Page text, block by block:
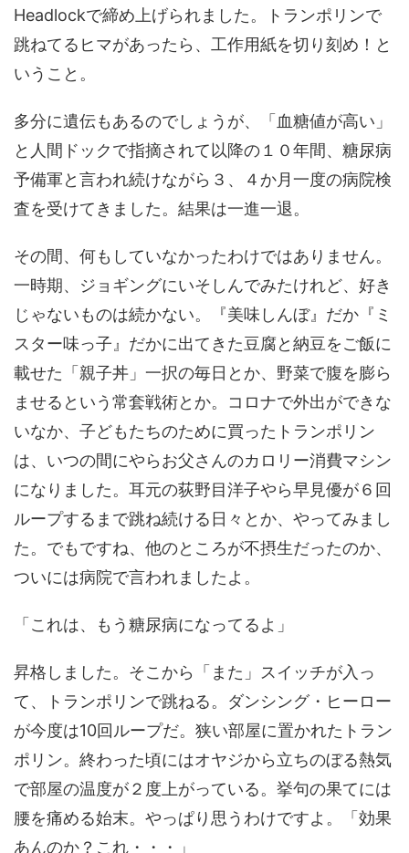
Headlockで締め上げられました。トランポリンで
跳ねてるヒマがあったら、工作用紙を切り刻め！と
いうこと。
多分に遺伝もあるのでしょうが、「血糖値が高い」
と人間ドックで指摘されて以降の１０年間、糖尿病
予備軍と言われ続けながら３、４か月一度の病院検
査を受けてきました。結果は一進一退。
その間、何もしていなかったわけではありません。
一時期、ジョギングにいそしんでみたけれど、好き
じゃないものは続かない。『美味しんぼ』だか『ミ
スター味っ子』だかに出てきた豆腐と納豆をご飯に
載せた「親子丼」一択の毎日とか、野菜で腹を膨ら
ませるという常套戦術とか。コロナで外出ができな
いなか、子どもたちのために買ったトランポリン
は、いつの間にやらお父さんのカロリー消費マシン
になりました。耳元の荻野目洋子やら早見優が６回
ループするまで跳ね続ける日々とか、やってみまし
た。でもですね、他のところが不摂生だったのか、
ついには病院で言われましたよ。
「これは、もう糖尿病になってるよ」
昇格しました。そこから「また」スイッチが入っ
て、トランポリンで跳ねる。ダンシング・ヒーロー
が今度は10回ループだ。狭い部屋に置かれたトラン
ポリン。終わった頃にはオヤジから立ちのぼる熱気
で部屋の温度が２度上がっている。挙句の果てには
腰を痛める始末。やっぱり思うわけですよ。「効果
あんのか？これ・・・」